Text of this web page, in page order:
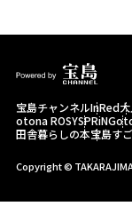
宝島チャンネルInRed
otona ROSYSPRiNG
田舎暮らしの本宝島す
Copyright ©